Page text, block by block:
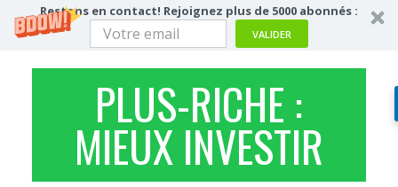
Restons en contact! Rejoignez plus de 5000 abonnés :
VALIDER
PLUS-RICHE :
MIEUX INVESTIR